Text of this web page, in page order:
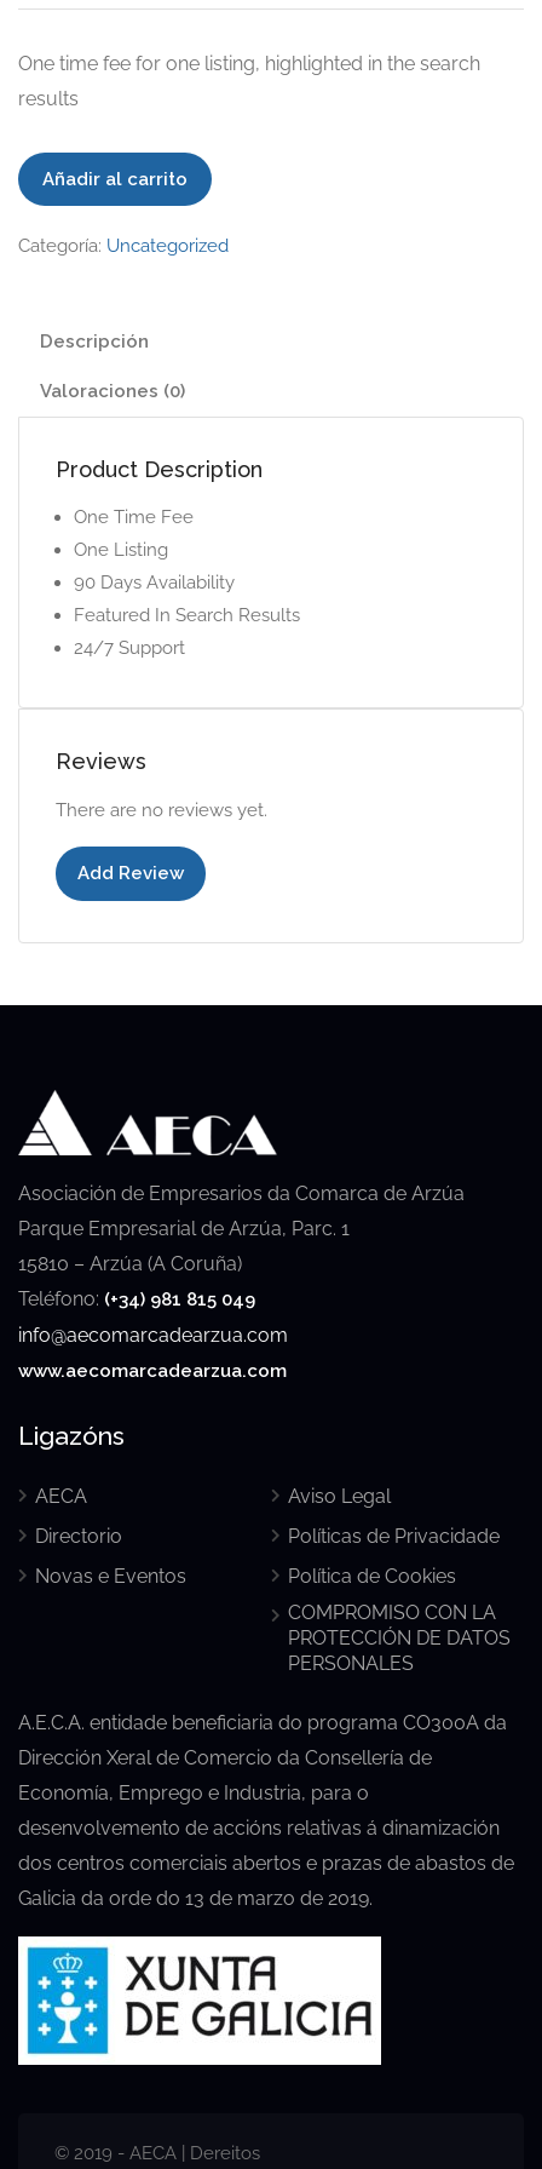
One time fee for one listing, highlighted in the search
results
Extended
cantidad
Añadir al carrito
Categoría: Uncategorized
Descripción
Valoraciones (0)
Product Description
One Time Fee
One Listing
90 Days Availability
Featured In Search Results
24/7 Support
Reviews
There are no reviews yet.
Add Review
Asociación de Empresarios da Comarca de Arzúa
Parque Empresarial de Arzúa, Parc. 1
15810 – Arzúa (A Coruña)
Teléfono: (+34) 981 815 049
info@aecomarcadearzua.com
www.aecomarcadearzua.com
Ligazóns
AECA
Directorio
Novas e Eventos
Aviso Legal
Políticas de Privacidade
Política de Cookies
COMPROMISO CON LA
PROTECCIÓN DE DATOS
PERSONALES
A.E.C.A. entidade beneficiaria do programa CO300A da
Dirección Xeral de Comercio da Consellería de
Economía, Emprego e Industria, para o
desenvolvemento de accións relativas á dinamización
dos centros comerciais abertos e prazas de abastos de
Galicia da orde do 13 de marzo de 2019.
© 2019 - AECA | Dereitos